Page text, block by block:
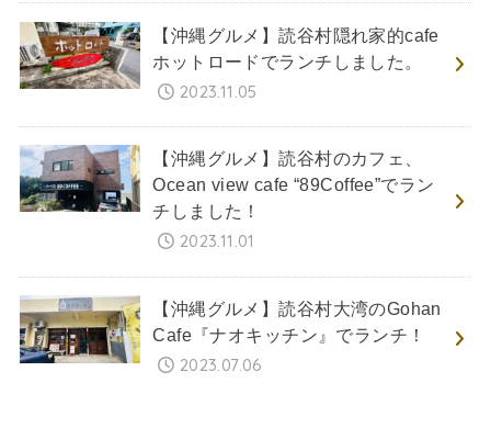
【沖縄グルメ】読谷村隠れ家的cafe
ホットロードでランチしました。
2023.11.05
【沖縄グルメ】読谷村のカフェ、
Ocean view cafe “89Coffee”でラン
チしました！
2023.11.01
【沖縄グルメ】読谷村大湾のGohan
Cafe『ナオキッチン』でランチ！
2023.07.06